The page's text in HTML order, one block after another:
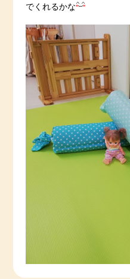
でくれるかな